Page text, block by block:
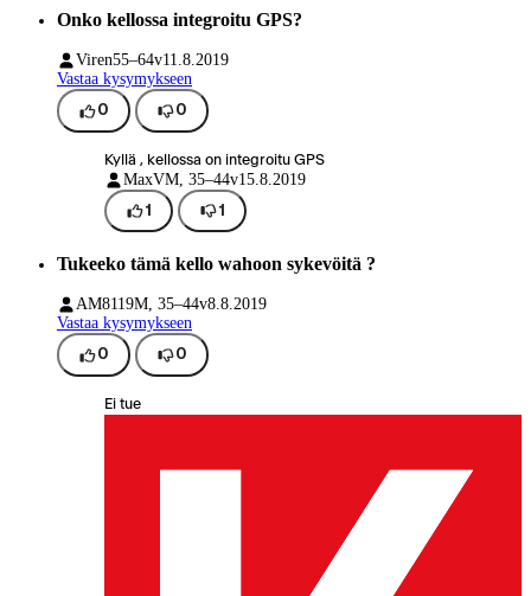
Onko kellossa integroitu GPS?
Viren55–64v11.8.2019
Vastaa kysymykseen
0 0
Kyllä , kellossa on integroitu GPS
MaxVM, 35–44v15.8.2019
1 1
Tukeeko tämä kello wahoon sykevöitä ?
AM8119M, 35–44v8.8.2019
Vastaa kysymykseen
0 0
Ei tue